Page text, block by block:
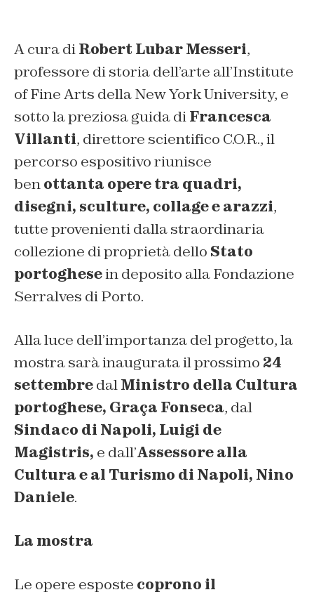
A cura diRobert Lubar Messeri,
professore di storia dell’arte all’Institute
of Fine Arts della New York University, e
sotto la preziosa guida diFrancesca
Villanti, direttore scientifico C.O.R., il
percorso espositivo riunisce
benottanta operetra quadri,
disegni, sculture, collagee arazzi,
tutte provenienti dalla straordinaria
collezione di proprietà dello Stato
portoghesein deposito alla Fondazione
Serralves di Porto.
Alla luce dell’importanza del progetto, la
mostra sarà inaugurata il prossimo 24
settembredalMinistro della Cultura
portoghese, Graça Fonseca, dal
Sindaco di Napoli, Luigi de
Magistris, e dall’Assessore alla
Cultura e al Turismo di Napoli, Nino
Daniele.
La mostra
Le opere esposte coprono il